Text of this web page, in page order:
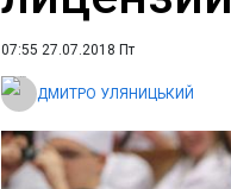
07:55 27.07.2018 Пт
ДМИТРО УЛЯНИЦЬКИЙ